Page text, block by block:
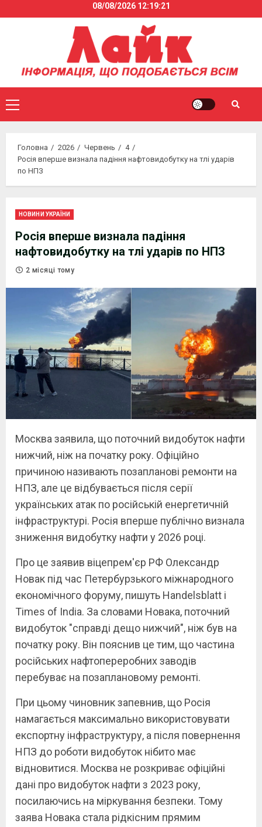
to
08/08/2026 12:19:22
Primary
Menu
Головна 2026 Червень
4
Росія вперше визнала падіння нафтовидобутку на тлі ударів
по НПЗ
НОВИНИ УКРАЇНИ
Росія вперше визнала падіння
нафтовидобутку на тлі ударів по НПЗ
2 місяці тому
Москва заявила, що поточний видобуток нафти
нижчий, ніж на початку року. Офіційно
причиною називають позапланові ремонти на
НПЗ, але це відбувається після серії
українських атак по російській енергетичній
інфраструктурі. Росія вперше публічно визнала
зниження видобутку нафти у 2026 році.
Про це заявив віцепрем'єр РФ Олександр
Новак під час Петербурзького міжнародного
економічного форуму, пишуть Handelsblatt і
Times of India. За словами Новака, поточний
видобуток "справді дещо нижчий", ніж був на
початку року. Він пояснив це тим, що частина
російських нафтопереробних заводів
перебуває на позаплановому ремонті.
При цьому чиновник запевнив, що Росія
намагається максимально використовувати
експортну інфраструктуру, а після повернення
НПЗ до роботи видобуток нібито має
відновитися. Москва не розкриває офіційні
дані про видобуток нафти з 2023 року,
посилаючись на міркування безпеки. Тому
заява Новака стала рідкісним прямим